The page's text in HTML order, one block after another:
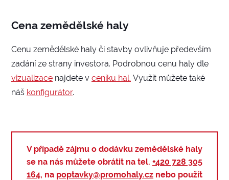
Cena zemědělské haly
Cenu zemědělské haly či stavby ovlivňuje především
zadání ze strany investora. Podrobnou cenu haly dle
vizualizace najdete v ceníku hal. Využít můžete také
náš konfigurátor.
V případě zájmu o dodávku zemědělské haly
se na nás můžete obrátit na tel. +420 728 305
164, na poptavky@promohaly.cz nebo použít